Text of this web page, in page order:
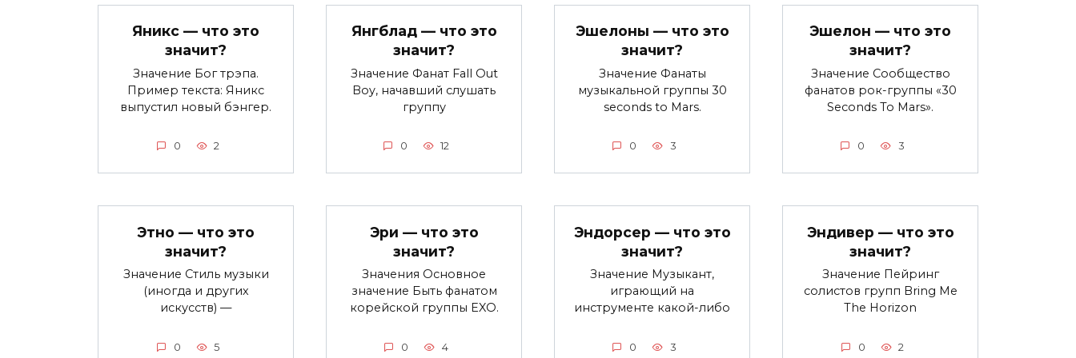
Яникс — что это
значит?
Значение Бог трэпа.
Пример текста: Яникс
выпустил новый бэнгер.
0 2
Янгблад — что это
значит?
Значение Фанат Fall Out
Boy, начавший слушать
группу
0 12
Эшелоны — что это
значит?
Значение Фанаты
музыкальной группы 30
seconds to Mars.
0 3
Эшелон — что это
значит?
Значение Сообщество
фанатов рок-группы «30
Seconds To Mars».
0 3
Этно — что это
значит?
Значение Стиль музыки
(иногда и других
искусств) —
0 5
Эри — что это
значит?
Значения Основное
значение Быть фанатом
корейской группы EXO.
0 4
Эндорсер — что это
значит?
Значение Музыкант,
играющий на
инструменте какой-либо
0 3
Эндивер — что это
значит?
Значение Пейринг
солистов групп Bring Me
The Horizon
0 2